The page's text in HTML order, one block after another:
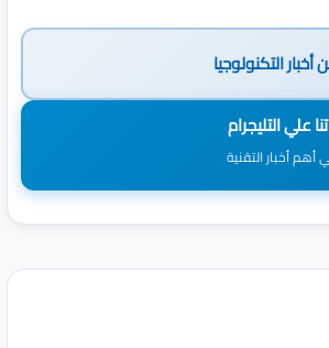
أخبار التكنولوجيا
علي التليجرام
أخبار التقنية